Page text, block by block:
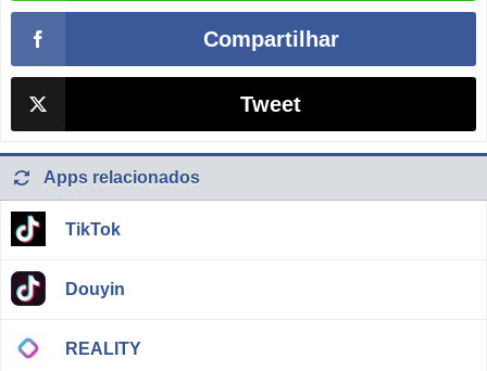
Compartilhar
Tweet
Apps relacionados
TikTok
Douyin
REALITY